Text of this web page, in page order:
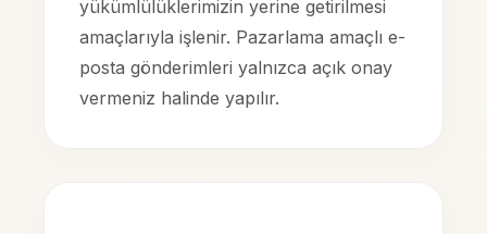
yükümlülüklerimizin yerine getirilmesi
amaçlarıyla işlenir. Pazarlama amaçlı e-
posta gönderimleri yalnızca açık onay
vermeniz halinde yapılır.